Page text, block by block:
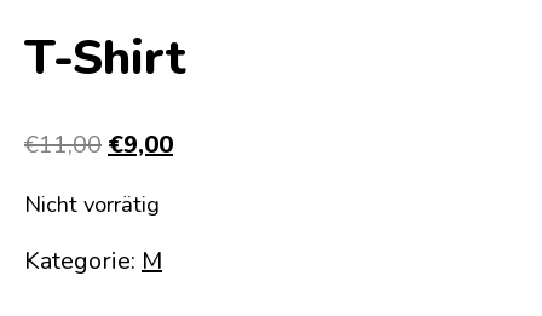
T-Shirt
€11,00 Ursprünglicher
war:
€11,00
€9,00Aktueller
Nicht vorrätig
Kategorie: M